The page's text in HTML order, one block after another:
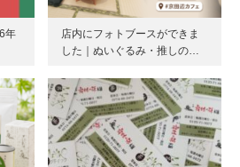
年
店内にフォトブースができま
した｜ぬいぐるみ・推しの…